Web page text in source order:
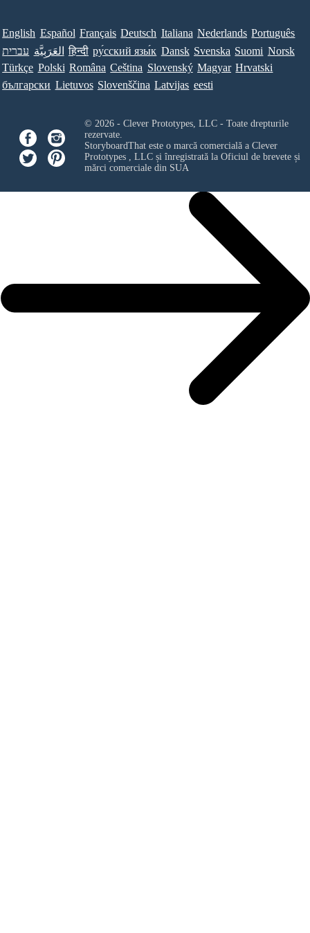
English Español Français Deutsch Italiana Nederlands Português
עברית العَرَبِيَّة हिन्दी ру́сский язы́к Dansk Svenska Suomi Norsk
Türkçe Polski Româna Ceština Slovenský Magyar Hrvatski
български Lietuvos Slovenščina Latvijas eesti
© 2026 - Clever Prototypes, LLC - Toate drepturile
rezervate.
StoryboardThat este o marcă comercială a Clever
Prototypes , LLCși înregistrată la Oficiul de brevete și
mărci comerciale din SUA